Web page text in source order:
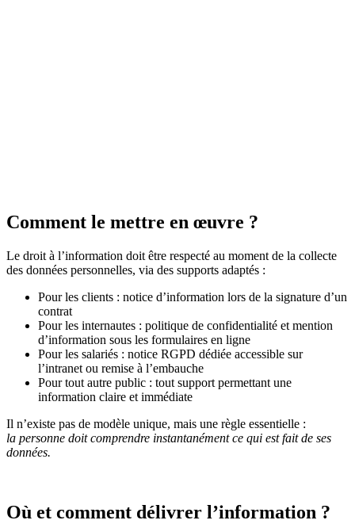
Comment le mettre en œuvre ?
Le droit à l’information doit être respecté au moment de la collecte
des données personnelles, via des supports adaptés :
Pour les clients : notice d’information lors de la signature d’un
contrat
Pour les internautes : politique de confidentialité et mention
d’information sous les formulaires en ligne
Pour les salariés : notice RGPD dédiée accessible sur
l’intranet ou remise à l’embauche
Pour tout autre public : tout support permettant une
information claire et immédiate
Il n’existe pas de modèle unique, mais une règle essentielle :
la personne doit comprendre instantanément ce qui est fait de ses
données.
Où et comment délivrer l’information ?